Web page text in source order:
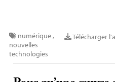
Télécharger
numérique,
nouvelles
technologies